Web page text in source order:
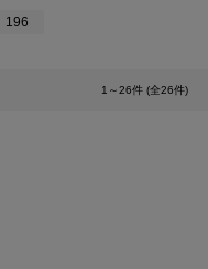
196
1～26件 (全26件)